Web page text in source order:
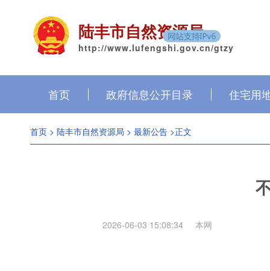
陆丰市自然资源局
http://www.lufengshi.gov.cn/gtzy
首页 政府信息公开目录 住宅用
首页 > 陆丰市自然资源局 > 最新公告 >正文
2026-06-03 15:08:34 本网